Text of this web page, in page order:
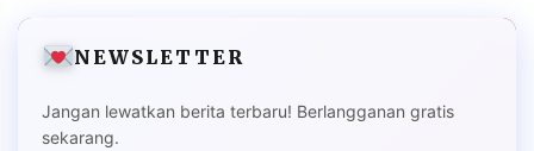
NEWSLETTER
Jangan lewatkan berita terbaru! Berlangganan gratis
sekarang.